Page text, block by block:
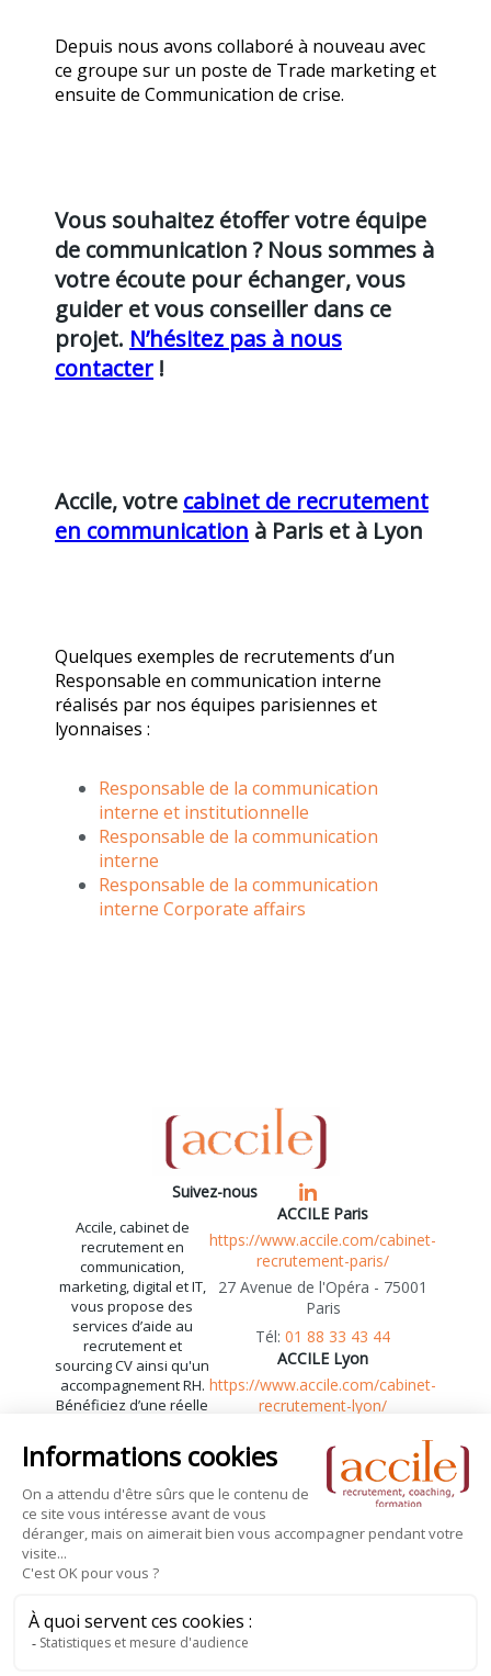
Depuis nous avons collaboré à nouveau avec
ce groupe sur un poste de Trade marketing et
ensuite de Communication de crise.
Vous souhaitez étoffer votre équipe
de communication ? Nous sommes à
votre écoute pour échanger, vous
guider et vous conseiller dans ce
projet. N’hésitez pas à nous
contacter !
Accile, votre cabinet de recrutement
en communication à Paris et à Lyon
Quelques exemples de recrutements d’un
Responsable en communication interne
réalisés par nos équipes parisiennes et
lyonnaises :
Responsable de la communication
interne et institutionnelle
Responsable de la communication
interne
Responsable de la communication
interne Corporate affairs
Suivez-nous
Accile, cabinet de
recrutement en
communication,
marketing, digital et IT,
vous propose des
services d’aide au
recrutement et
sourcing CV ainsi qu'un
accompagnement RH.
Bénéficiez d’une réelle
recrutement
communication et
marketing,
recrutement digital et
recrutement
informatique.
ACCILE Paris
https://www.accile.com/cabinet-
recrutement-paris/
27 Avenue de l'Opéra - 75001
Paris
01 88 33 43 44
ACCILE Lyon
https://www.accile.com/cabinet-
recrutement-lyon/
69002 Lyon
04 72 41 06 85